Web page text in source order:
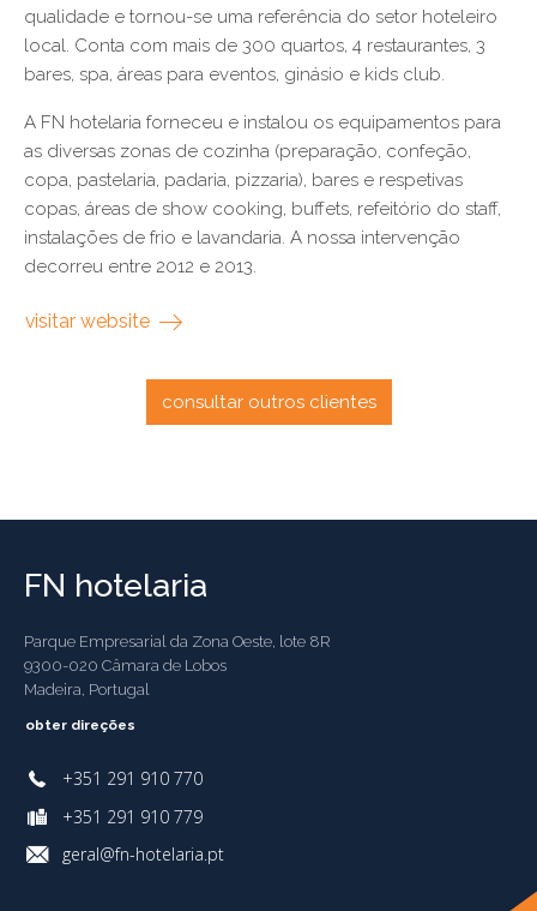
qualidade e tornou-se uma referência do setor hoteleiro
local. Conta com mais de 300 quartos, 4 restaurantes, 3
bares, spa, áreas para eventos, ginásio e kids club.
A FN hotelaria forneceu e instalou os equipamentos para
as diversas zonas de cozinha (preparação, confeção,
copa, pastelaria, padaria, pizzaria), bares e respetivas
copas, áreas de show cooking, buffets, refeitório do staff,
instalações de frio e lavandaria. A nossa intervenção
decorreu entre 2012 e 2013.
visitar website
consultar outros clientes
FN hotelaria
Parque Empresarial da Zona Oeste, lote 8R
9300-020 Câmara de Lobos
Madeira, Portugal
obter direções
+351 291 910 770
+351 291 910 779
geral@fn-hotelaria.pt